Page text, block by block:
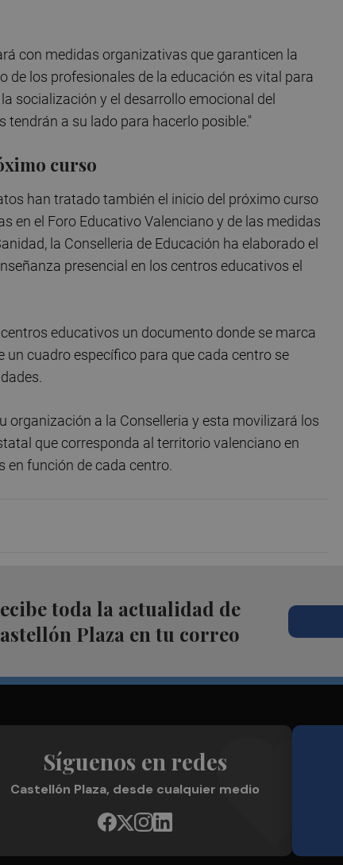
con medidas organizativas que garanticen la
de los profesionales de la educación es vital para
socialización y el desarrollo emocional del
a su lado para hacerlo posible."
curso
han tratado también el inicio del próximo curso
en el Foro Educativo Valenciano y de las medidas
la Conselleria de Educación ha elaborado el
presencial en los centros educativos el
educativos un documento donde se marca
cuadro específico para que cada centro se
organización a la Conselleria y esta movilizará los
que corresponda al territorio valenciano en
en función de cada centro.
toda la actualidad de
Plaza en tu correo
Síguenos en redes
Castellón Plaza, desde cualquier medio